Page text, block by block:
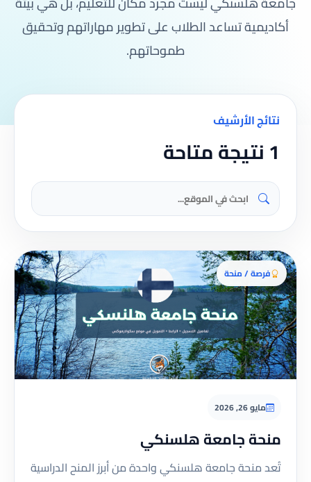
أكاديمية تساعد الطلاب على تطوير مهاراتهم وتحقيق
طموحاتهم.
نتائج الأرشيف
1 نتيجة متاحة
فرصة / منحة
مايو 26, 2026
منحة جامعة هلسنكي
تُعد منحة جامعة هلسنكي واحدة من أبرز المنح الدراسية